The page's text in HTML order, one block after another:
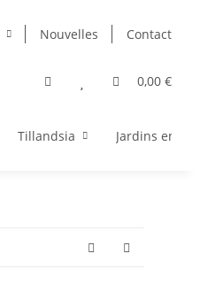
Nouvelles Contact
0,00 €
Tillandsia Jardins en